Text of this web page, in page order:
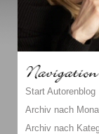
Start Autorenblog
Archiv nach
Archiv nach